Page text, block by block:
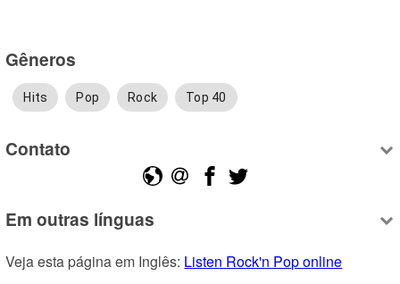
Gêneros
Hits Pop Rock Top 40
Contato
Em outras línguas
Veja esta página em Inglês: Listen Rock'n Pop online